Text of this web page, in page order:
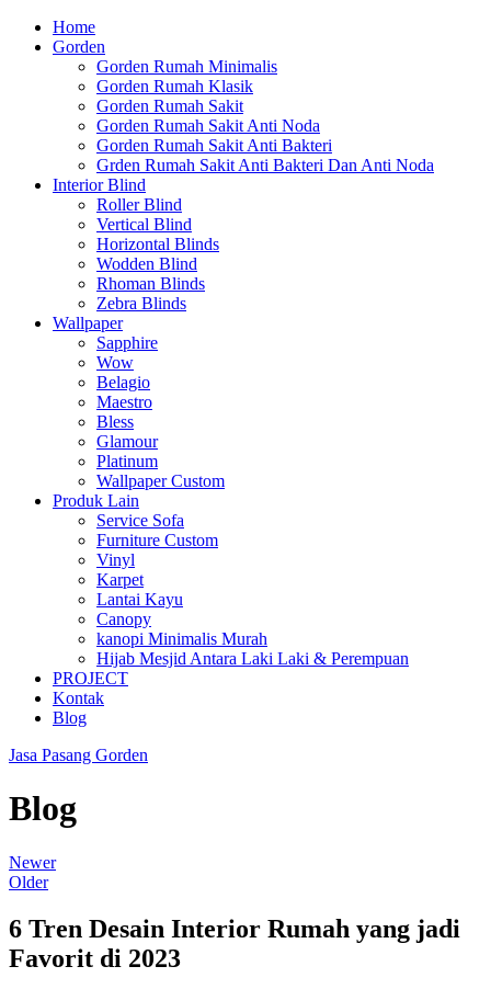
Home
Gorden
Gorden Rumah Minimalis
Gorden Rumah Klasik
Gorden Rumah Sakit
Gorden Rumah Sakit Anti Noda
Gorden Rumah Sakit Anti Bakteri
Grden Rumah Sakit Anti Bakteri Dan Anti Noda
Interior Blind
Roller Blind
Vertical Blind
Horizontal Blinds
Wodden Blind
Rhoman Blinds
Zebra Blinds
Wallpaper
Sapphire
Wow
Belagio
Maestro
Bless
Glamour
Platinum
Wallpaper Custom
Produk Lain
Service Sofa
Furniture Custom
Vinyl
Karpet
Lantai Kayu
Canopy
kanopi Minimalis Murah
Hijab Mesjid Antara Laki Laki & Perempuan
PROJECT
Kontak
Blog
Jasa Pasang Gorden
Blog
Newer
Older
6 Tren Desain Interior Rumah yang jadi
Favorit di 2023